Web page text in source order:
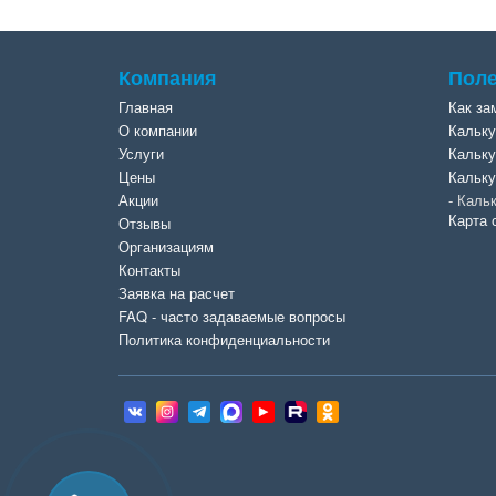
Компания
Главная
О компании
Услуги
Цены
Акции
Отзывы
Организациям
Контакты
Заявка на расчет
FAQ - часто задаваемые вопросы
Политика конфиденциальности
Как
Карта